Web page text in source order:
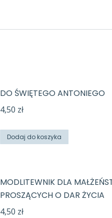
DO ŚWIĘTEGO ANTONIEGO
4,50 zł
Dodaj do koszyka
MODLITEWNIK DLA
PROSZĄCYCH O DAR ŻYCIA
4,50 zł